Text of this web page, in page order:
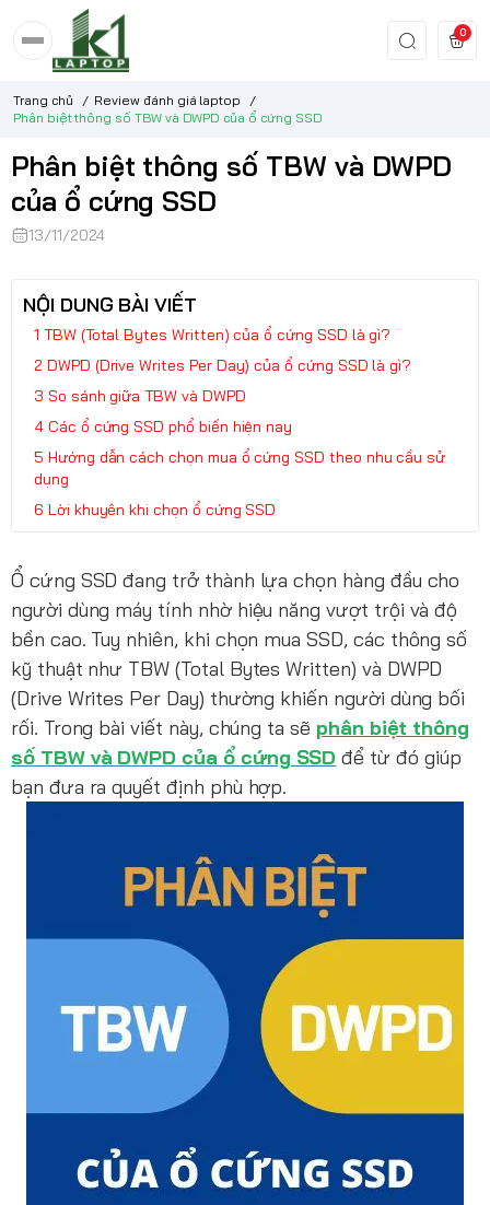
0
Trang chủ / Review đánh giá laptop
/
Phân biệt thông số TBW và DWPD của ổ cứng SSD
Phân biệt thông số TBW và DWPD
của ổ cứng SSD
13/11/2024
NỘI DUNG BÀI VIẾT
TBW (Total Bytes Written) của ổ cứng SSD là gì?
DWPD (Drive Writes Per Day) của ổ cứng SSD là gì?
So sánh giữa TBW và DWPD
Các ổ cứng SSD phổ biến hiện nay
Hướng dẫn cách chọn mua ổ cứng SSD theo nhu cầu sử
dụng
Lời khuyên khi chọn ổ cứng SSD
Ổ cứng SSD đang trở thành lựa chọn hàng đầu cho
người dùng máy tính nhờ hiệu năng vượt trội và độ
bền cao. Tuy nhiên, khi chọn mua SSD, các thông số
kỹ thuật như TBW (Total Bytes Written) và DWPD
(Drive Writes Per Day) thường khiến người dùng bối
rối. Trong bài viết này, chúng ta sẽ phân biệt thông
số TBW và DWPD của ổ cứng SSD để từ đó giúp
bạn đưa ra quyết định phù hợp.